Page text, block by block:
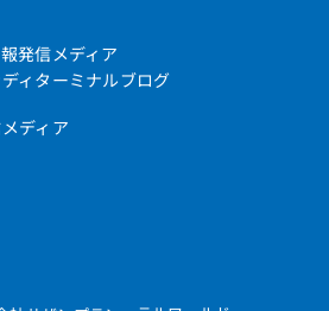
発信メディア
ィターミナルブログ
ディア